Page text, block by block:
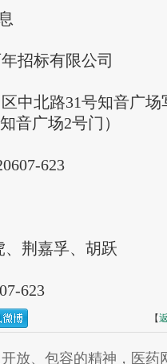
标有限公司
北路31号知音广场
音广场2号门）
623
荆嘉孚、胡跃
623
【
开放、包容的精神，医药